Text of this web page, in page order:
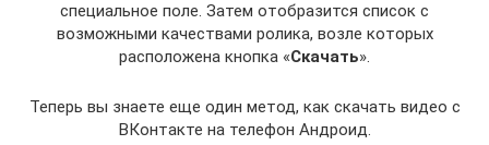
специальное поле. Затем отобразится список с
возможными качествами ролика, возле которых
расположена кнопка «Скачать».
Теперь вы знаете еще один метод, как скачать видео с
ВКонтакте на телефон Андроид.